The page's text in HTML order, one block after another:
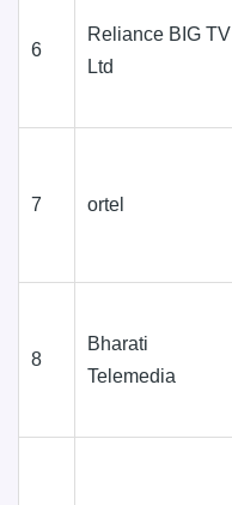
6
Reliance BIG TV
Ltd
7 ortel
8
Bharati
Telemedia